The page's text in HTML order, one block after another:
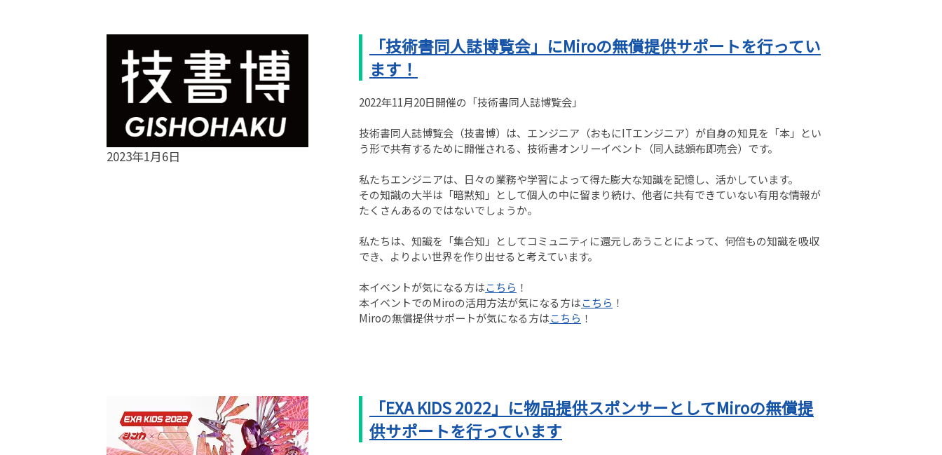
2023年1月6日
「技術書同人誌博覧会」にMiroの無償提供サポートを行ってい
ます！
2022年11月20日開催の「技術書同人誌博覧会」
技術書同人誌博覧会（技書博）は、エンジニア（おもにITエンジニア）が自身の知見を「本」とい
う形で共有するために開催される、技術書オンリーイベント（同人誌頒布即売会）です。
私たちエンジニアは、日々の業務や学習によって得た膨大な知識を記憶し、活かしています。
その知識の大半は「暗黙知」として個人の中に留まり続け、他者に共有できていない有用な情報が
たくさんあるのではないでしょうか。
私たちは、知識を「集合知」としてコミュニティに還元しあうことによって、何倍もの知識を吸収
でき、よりよい世界を作り出せると考えています。
本イベントが気になる方はこちら ！
本イベントでのMiroの活用方法が気になる方はこちら ！
Miroの無償提供サポートが気になる方はこちら ！
「EXA KIDS 2022」に物品提供スポンサーとしてMiroの無償提
供サポートを行っています